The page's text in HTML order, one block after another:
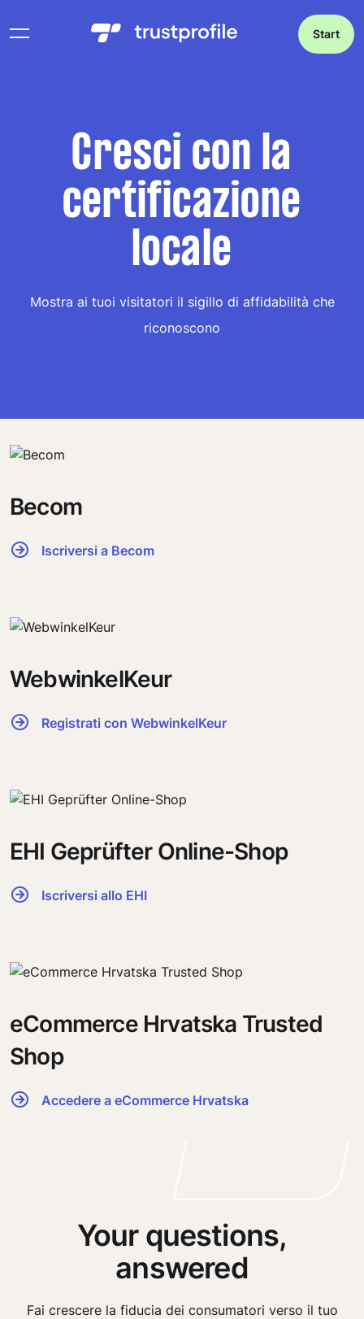
Start
Cresci con la
certificazione
locale
Mostra ai tuoi visitatori il sigillo di affidabilità che
riconoscono
Becom
Iscriversi a Becom
WebwinkelKeur
Registrati con WebwinkelKeur
EHI Geprüfter Online-Shop
Iscriversi allo EHI
eCommerce Hrvatska Trusted
Shop
Accedere a eCommerce Hrvatska
Your questions,
answered
Fai crescere la fiducia dei consumatori verso il tuo